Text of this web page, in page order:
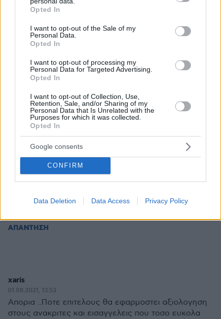
grant or deny consent to Google and its third-party tags to
use your data for below specified purposes in below Google
consent section.
Opted In
I want to opt-out of the Sale of my
Personal Data.
Opted In
I want to opt-out of processing my
Personal Data for Targeted Advertising.
Opted In
I want to opt-out of Collection, Use,
Retention, Sale, and/or Sharing of my
Personal Data that Is Unrelated with the
Purposes for which it was collected.
Opted In
Google consents
CONFIRM
Data Deletion Data Access Privacy Policy
...εσύ?
Νικολας
01.08.2021, 14:45
Ο λουκουμας του δροσου στην βαρη ολα τα λεφτα
πολυ special !
ΑΠΑΝΤΗΣΗ
Γιώργος
01.08.2021, 14:26
Αλλοδαποί έρχονται , κάνουν δουλειές στα μαύρα
και δεν μιλάει κανείς . Η μαφία μαμάει και δέρνει και
εσύ βρε χοντρορεντίκολο, ένα βράδυ που καθόσουν
με το παρεάκι σου και έπινες τσίπουρα , είπες πως να
τρέχουν επιχειρήσεις και λογιστές. Κυριάκο , εσύ θα
ΑΠΑΝΤΗΣΗ
xaris
01.08.2021, 13:53
Απορια ..Ποτε επιτελους θα εφαρμοστει αξιολογηση
στους ανακριτες και εισαγγελεις που τοσο ευκολα